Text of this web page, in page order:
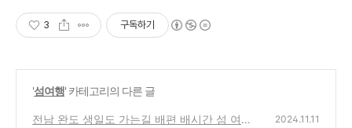
3 구독하기
'섬여행' 카테고리의 다른 글
전남 완도 생일도 가는길 배편 배시간 섬 여행
2024.11.11